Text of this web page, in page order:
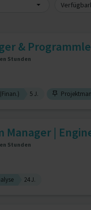
&
Stunden
5 J.
Manager |
Stunden
24 J.